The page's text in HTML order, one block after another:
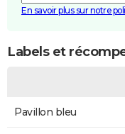
En savoir plus sur notre
Labels et
Pavillon bleu